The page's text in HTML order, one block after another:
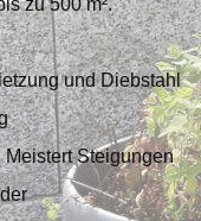
zu 500 m².
und Diebstahl
Steigungen